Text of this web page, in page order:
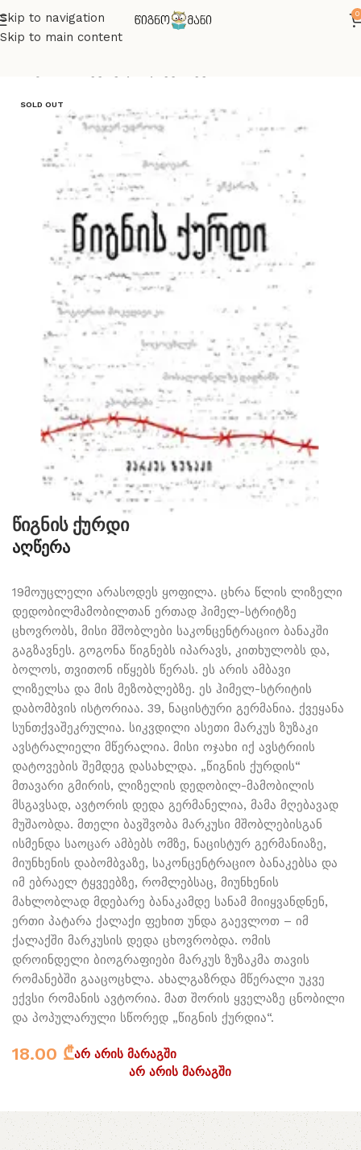
Skip to navigation
Skip to main content
0
SOLD OUT
წიგნის ქურდი
აღწერა
19მოუცლელი არასოდეს ყოფილა. ცხრა წლის ლიზელი
დედობილმამობილთან ერთად ჰიმელ-სტრიტზე
ცხოვრობს, მისი მშობლები საკონცენტრაციო ბანაკში
გაგზავნეს. გოგონა წიგნებს იპარავს, კითხულობს და,
ბოლოს, თვითონ იწყებს წერას. ეს არის ამბავი
ლიზელსა და მის მეზობლებზე. ეს ჰიმელ-სტრიტის
დაბომბვის ისტორიაა. 39, ნაცისტური გერმანია. ქვეყანა
სუნთქვაშეკრულია. სიკვდილი ასეთი მარკუს ზუზაკი
ავსტრალიელი მწერალია. მისი ოჯახი იქ ავსტრიის
დატოვების შემდეგ დასახლდა. „წიგნის ქურდის“
მთავარი გმირის, ლიზელის დედობილ-მამობილის
მსგავსად, ავტორის დედა გერმანელია, მამა მღებავად
მუშაობდა. მთელი ბავშვობა მარკუსი მშობლებისგან
ისმენდა საოცარ ამბებს ომზე, ნაცისტურ გერმანიაზე,
მიუნხენის დაბომბვაზე, საკონცენტრაციო ბანაკებსა და
იმ ებრაელ ტყვეებზე, რომლებსაც, მიუნხენის
მახლობლად მდებარე ბანაკამდე სანამ მიიყვანდნენ,
ერთი პატარა ქალაქი ფეხით უნდა გაევლოთ – იმ
ქალაქში მარკუსის დედა ცხოვრობდა. ომის
დროინდელი ბიოგრაფიები მარკუს ზუზაკმა თავის
რომანებში გააცოცხლა. ახალგაზრდა მწერალი უკვე
ექვსი რომანის ავტორია. მათ შორის ყველაზე ცნობილი
და პოპულარული სწორედ „წიგნის ქურდია“.
18.00 ₾არ არის მარაგში
არ არის მარაგში